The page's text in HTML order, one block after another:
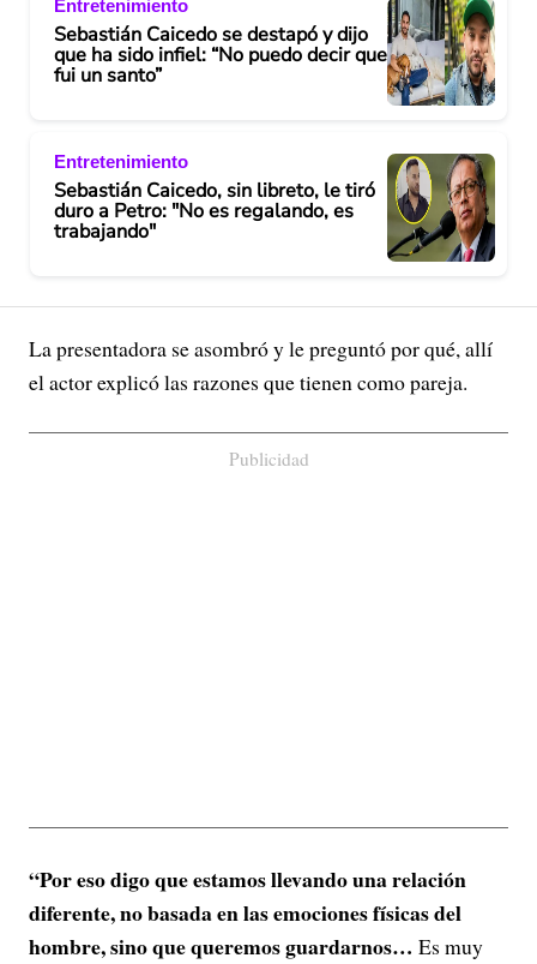
Entretenimiento
Sebastián Caicedo se destapó y dijo
que ha sido infiel: “No puedo decir que
fui un santo”
Entretenimiento
Sebastián Caicedo, sin libreto, le tiró
duro a Petro: "No es regalando, es
trabajando"
La presentadora se asombró y le preguntó por qué, allí
el actor explicó las razones que tienen como pareja.
Publicidad
“Por eso digo que estamos llevando una relación
diferente, no basada en las emociones físicas del
hombre, sino que queremos guardarnos… Es muy